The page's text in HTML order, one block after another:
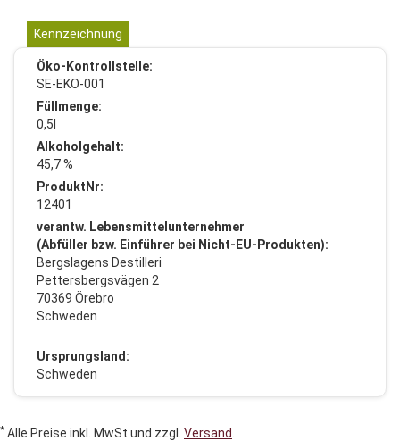
Kennzeichnung
Öko-Kontrollstelle:
SE-EKO-001
Füllmenge:
0,5l
Alkoholgehalt:
45,7 %
ProduktNr:
12401
verantw. Lebensmittelunternehmer
(Abfüller bzw. Einführer bei Nicht-EU-Produkten):
Bergslagens Destilleri
Pettersbergsvägen 2
70369 Örebro
Schweden
Ursprungsland:
Schweden
* Alle Preise inkl. MwSt und zzgl. Versand